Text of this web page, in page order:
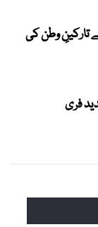
تارکینِ وطن کی
فری